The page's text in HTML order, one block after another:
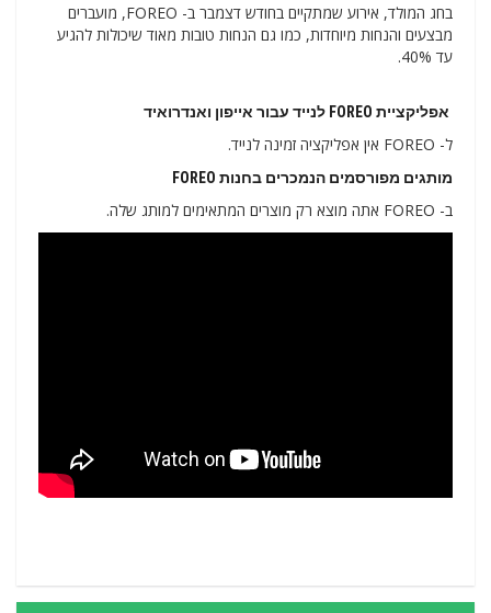
בחג המולד, אירוע שמתקיים בחודש דצמבר ב- FOREO, מועברים
מבצעים והנחות מיוחדות, כמו גם הנחות טובות מאוד שיכולות להגיע
עד 40%.
אפליקציית FOREO לנייד עבור אייפון ואנדרואיד
ל- FOREO אין אפליקציה זמינה לנייד.
מותגים מפורסמים הנמכרים בחנות FOREO
ב- FOREO אתה מוצא רק מוצרים המתאימים למותג שלה.